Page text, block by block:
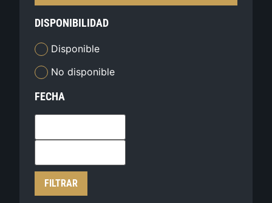
DISPONIBILIDAD
Disponible
No disponible
FECHA
FILTRAR